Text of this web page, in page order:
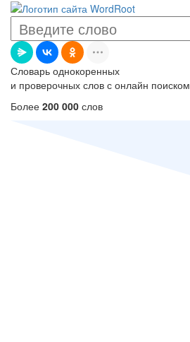
Словарь однокоренных
и проверочных слов с онлайн поиском
Более 200 000 слов